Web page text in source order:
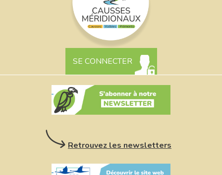
SE CONNECTER
Retrouvez les newsletters